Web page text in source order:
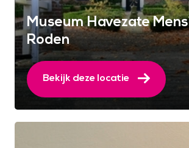
Museum Havezate
Roden
Bekijk deze locatie